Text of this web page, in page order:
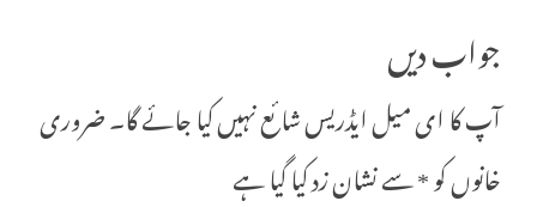
جواب دیں
آپ کا ای میل ایڈریس شائع نہیں کیا جائے گا۔ضروری
خانوں کو*سے نشان زد کیا گیا ہے